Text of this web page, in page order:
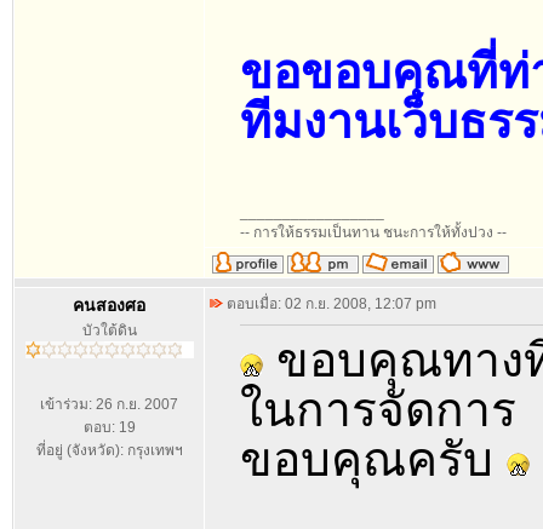
ขอขอบคุณที่ท่
ทีมงานเว็บธร
-- การให้ธรรมเป็นทาน ชนะการให้ทั้งปวง --
คนสองศอ
บัวใต้ดิน
เข้าร่วม: 26 ก.ย. 2007
ตอบ: 19
ที่อยู่ (จังหวัด): กรุงเทพฯ
ตอบเมื่อ: 02 ก.ย. 2008, 12:07 pm
ขอบคุณทาง
ในการจัดการ
ขอบคุณครับ